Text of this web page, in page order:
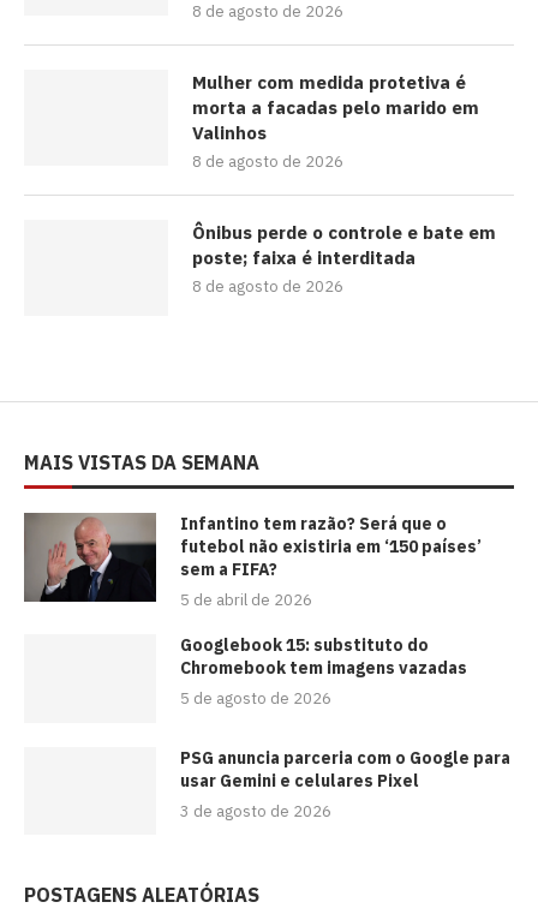
8 de agosto de 2026
Mulher com medida protetiva é
morta a facadas pelo marido em
Valinhos
8 de agosto de 2026
Ônibus perde o controle e bate em
poste; faixa é interditada
8 de agosto de 2026
MAIS VISTAS DA SEMANA
⁠Infantino tem razão? Será que o
futebol não existiria em ‘150 países’
sem a FIFA?
5 de abril de 2026
Googlebook 15: substituto do
Chromebook tem imagens vazadas
5 de agosto de 2026
PSG anuncia parceria com o Google para
usar Gemini e celulares Pixel
3 de agosto de 2026
POSTAGENS ALEATÓRIAS